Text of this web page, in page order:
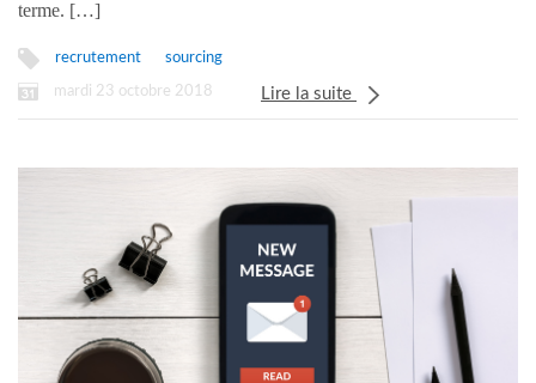
terme. […]
recrutement sourcing
mardi 23 octobre 2018 Lire la suite